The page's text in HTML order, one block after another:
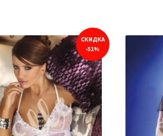
СКИДКА
-51%